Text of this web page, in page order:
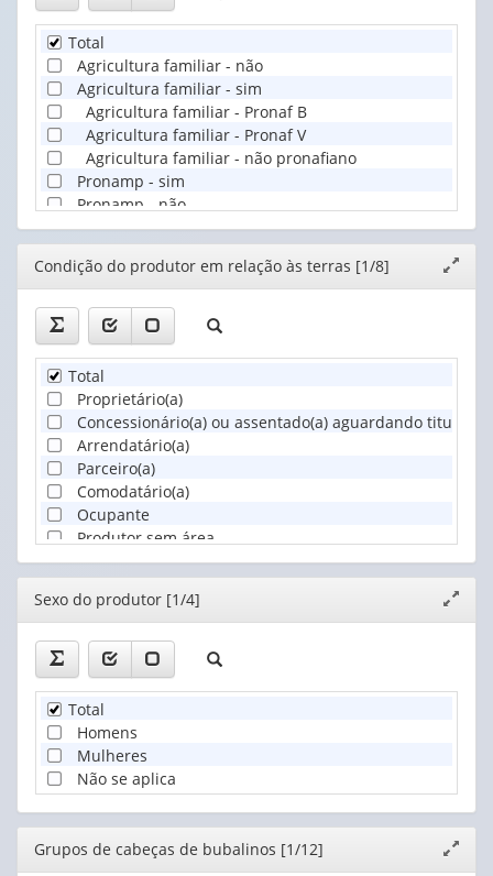
Total
Agricultura familiar - não
Agricultura familiar - sim
Agricultura familiar - Pronaf B
Agricultura familiar - Pronaf V
Agricultura familiar - não pronafiano
Pronamp - sim
Pronamp - não
Editor
janela
Condição do produtor em relação às terras [1/8]
Total
Proprietário(a)
Concessionário(a) ou assentado(a) aguardando
Arrendatário(a)
Parceiro(a)
Comodatário(a)
Ocupante
Produtor sem área
Editor
janela
Sexo do produtor [1/4]
Total
Homens
Mulheres
Não se aplica
Editor
janela
Grupos de cabeças de bubalinos [1/12]